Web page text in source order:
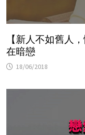
【新人不如舊人
在暗戀
18/06/2018